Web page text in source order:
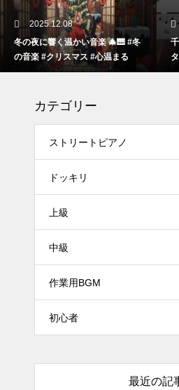
2025.12.08
冬の夜に響く温かい音楽 🎄🎹 #冬
の音楽 #クリスマス #心温まる
楽
カテゴリー
ストリートピアノ
ドッキリ
上級
中級
作業用BGM
初心者
最近の記
#tiktok
ortsdance
jam #ピアノ
【転生悪女
で「Black
（中～上級
ほぼ日1フ